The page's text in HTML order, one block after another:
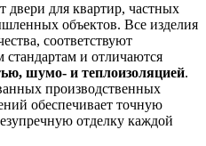
двери для квартир, частных
объектов. Все изделия
соответствуют
и отличаются
шумо- и теплоизоляцией.
производственных
обеспечивает точную
отделку каждой